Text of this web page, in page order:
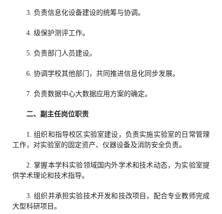
3. 负责信息化设备建设的统筹与协调。
4. 级保护测评工作。
5. 负责部门人员建设。
6. 协调学校其他部门，共同推进信息化同步发展。
7. 负责数据中心大数据应用方案的确定。
二、副主任岗位职责
1. 组织和指导校区实验室建设，负责实施实验室的日常管理
工作，对实验室的固定资产、仪器设备及消防安全负责。
2. 掌握本学科实验领域国内外学术和技术动态，为实验室提
供学术理论和技术指导。
3. 组织并承担实验技术开发和技改项目，配合专业教师完成
大型科研项目。